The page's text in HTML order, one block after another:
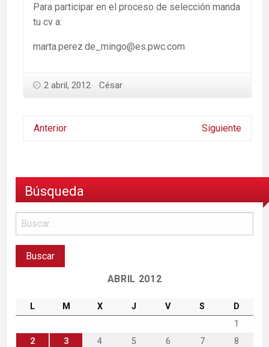
Para participar en el proceso de selección manda
tu cv a:
marta.perez.de_mingo@es.pwc.com
2 abril, 2012 César
Anterior Siguiente
Búsqueda
ABRIL 2012
L M X J V S
D
1
2
3 4 5 6 7
8